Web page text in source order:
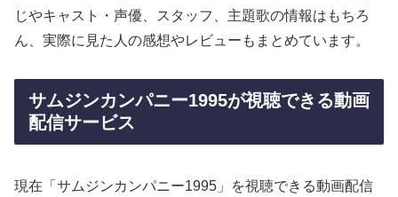
じやキャスト・声優、スタッフ、主題歌の情報はもちろ
ん、実際に見た人の感想やレビューもまとめています。
サムジンカンパニー1995が視聴できる動画
配信サービス
現在「サムジンカンパニー1995」を視聴できる動画配信